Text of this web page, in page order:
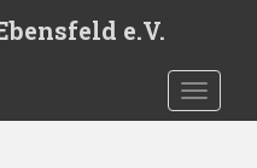
e.V.